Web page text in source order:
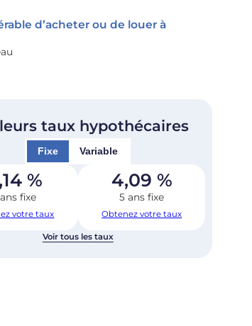
d’acheter ou de louer à
taux hypothécaires
Fixe Variable
%
fixe
votre taux
4,09 %
5 ans fixe
Obtenez votre taux
Voir tous les taux